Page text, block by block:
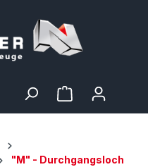
"M" - Durchgangsloch